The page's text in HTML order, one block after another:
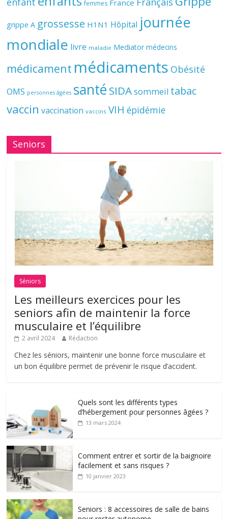
femmes France
grippe A grossesse H1N1 Hôpital journée
mondiale livre maladie Mediator médecins
médicament médicaments Obésité
OMS personnes âgées santé SIDAsommeil tabac
vaccin vaccination vaccins VIH épidémie
Seniors
Séniors
Les meilleurs exercices pour les
seniors afin de maintenir la force
musculaire et l’équilibre
2 avril 2024 Rédaction
Chez les séniors, maintenir une bonne force musculaire et
un bon équilibre permet de prévenir le risque d’accident.
Quels sont les différents types
d’hébergement pour personnes âgées ?
13 mars 2024
Comment entrer et sortir de la baignoire
facilement et sans risques ?
10 janvier 2023
Seniors : 8 accessoires de salle de bains